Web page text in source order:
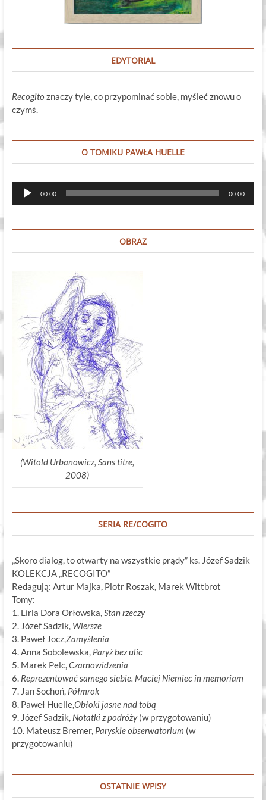
EDYTORIAL
Recogito znaczy tyle, co przypominać sobie, myśleć znowu o
czymś.
O TOMIKU PAWŁA HUELLE
Odtwarzacz
plików
00:00 00:00
OBRAZ
(Witold Urbanowicz, Sans titre,
2008)
SERIA RE/COGITO
„Skoro dialog, to otwarty na wszystkie prądy” ks. Józef Sadzik
KOLEKCJA „RECOGITO”
Redagują: Artur Majka, Piotr Roszak, Marek Wittbrot
Tomy:
1. Líria Dora Orłowska,Stan rzeczy
2. Józef Sadzik, Wiersze
3. Paweł Jocz,Zamyślenia
4. Anna Sobolewska, Paryż bez ulic
5. Marek Pelc,Czarnowidzenia
6. Reprezentować samego siebie. Maciej Niemiec in memoriam
7. Jan Sochoń, Półmrok
8. Paweł Huelle,Obłoki jasne nad tobą
9. Józef Sadzik, Notatki z podróży(w przygotowaniu)
10. Mateusz Bremer, Paryskie obserwatorium (w
przygotowaniu)
OSTATNIE WPISY